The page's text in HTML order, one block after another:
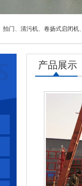
拍门、 清污机、 卷扬式启闭机、
产品展示